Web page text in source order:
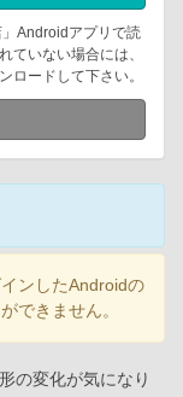
Androidアプリで読
ていない場合には、
ロードして下さい。
ンしたAndroidの
できません。
の変化が気になり